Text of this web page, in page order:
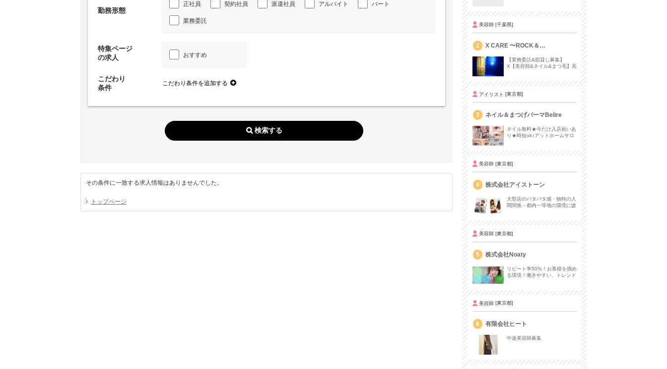
勤務形態
正社員 契約社員 派遣社員 アルバイト パート
業務委託
特集ページ
の求人
おすすめ
こだわり
条件
こだわり条件を追加する
その条件に一致する求人情報はありませんでした。
トップページ
美容師 [千葉県]
2
X CARE 〜ROCK＆
CLASSICAL〜【業務委託&面貸し募集】
X【美容師&ネイル&まつ毛】高
アイリスト [東京都]
3 ネイル＆まつげパーマBelire
ネイル無料★今だけ入店祝いあ
り★時短ok♪アットホームサロ
美容師 [東京都]
4 株式会社アイストーン
大型店のバタバタ感・独特の人
間関係・都内一等地の環境に疲
美容師 [東京都]
5 株式会社Noaty
リピート率50%！お客様を掴め
る環境！働きやすい、トレンド
美容師 [東京都]
6 有限会社ヒート
中途美容師募集